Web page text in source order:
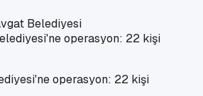
Belediyesi
operasyon: 22 kişi